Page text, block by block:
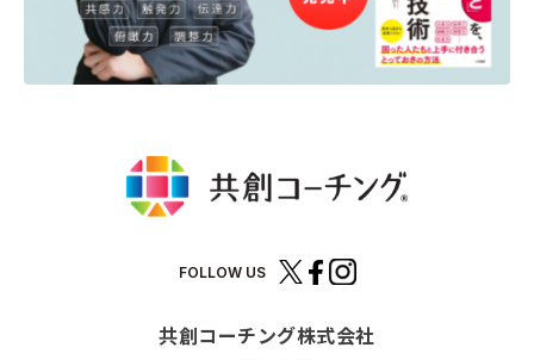
FOLLOW US
共創コーチング株式会社